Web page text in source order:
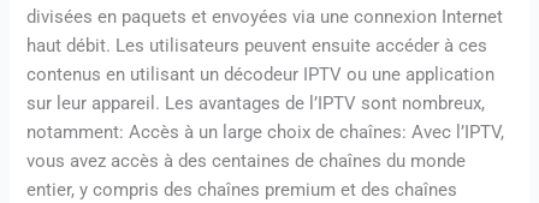
divisées en paquets et envoyées via une connexion Internet
haut débit. Les utilisateurs peuvent ensuite accéder à ces
contenus en utilisant un décodeur IPTV ou une application
sur leur appareil. Les avantages de l’IPTV sont nombreux,
notamment: Accès à un large choix de chaînes: Avec l’IPTV,
vous avez accès à des centaines de chaînes du monde
entier, y compris des chaînes premium et des chaînes